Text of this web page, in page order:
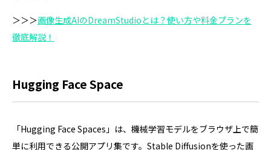
＞＞＞画像生成AIのDreamStudioとは？使い方や料金プランを
徹底解説！
Hugging Face Space
「Hugging Face Spaces」は、機械学習モデルをブラウザ上で簡
単に利用できる公開アプリ集です。Stable Diffusionを使った画